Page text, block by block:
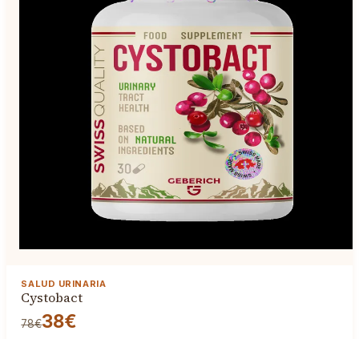
SALUD URINARIA
Cystobact
78€38€